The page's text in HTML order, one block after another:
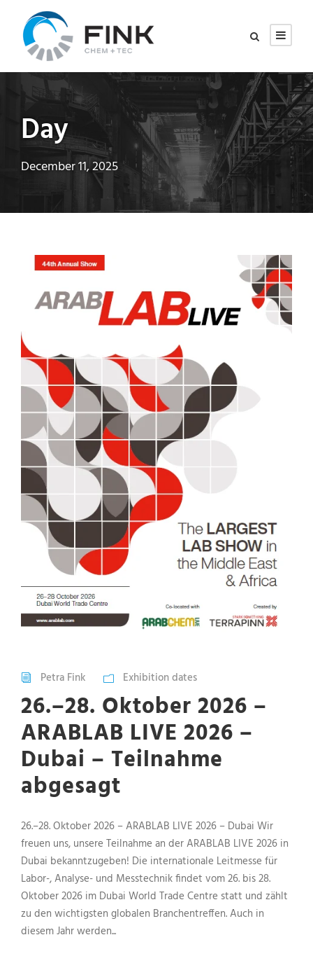
Day
December 11, 2025
Petra Fink Exhibition dates
26.–28. Oktober 2026 –
ARABLAB LIVE 2026 –
Dubai – Teilnahme
abgesagt
26.–28. Oktober 2026 – ARABLAB LIVE 2026 – Dubai Wir
freuen uns, unsere Teilnahme an der ARABLAB LIVE 2026 in
Dubai bekanntzugeben! Die internationale Leitmesse für
Labor-, Analyse- und Messtechnik findet vom 26. bis 28.
Oktober 2026 im Dubai World Trade Centre statt und zählt
zu den wichtigsten globalen Branchentreffen. Auch in
diesem Jahr werden...